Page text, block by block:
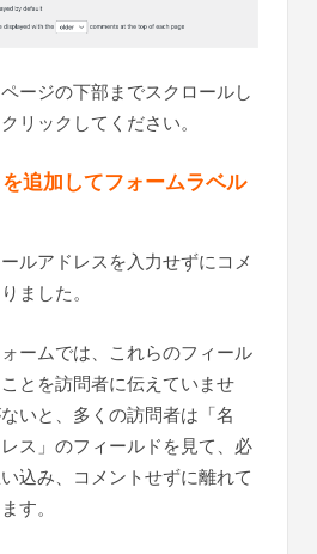
ージの下部までスクロールし
リックしてください。
追加してフォームラベル
ルアドレスを入力せずにコメ
ました。
ームでは、これらのフィール
とを訪問者に伝えていませ
いと、多くの訪問者は「名
ス」のフィールドを見て、必
込み、コメントせずに離れて
す。